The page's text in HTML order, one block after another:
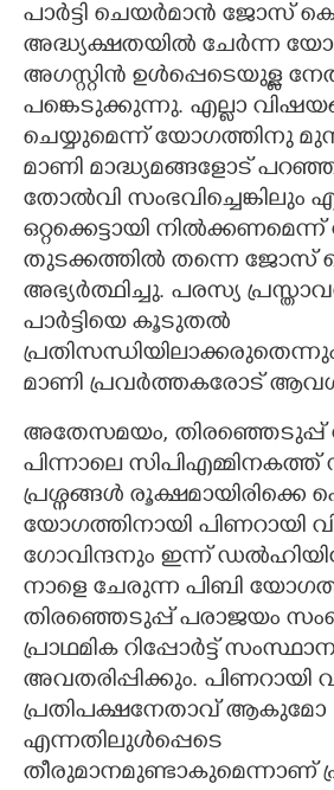
പാർട്ടി ചെയർമാൻ ജോസ്
അദ്ധ്യക്ഷതയിൽ ചേർന്ന
അഗസ്റ്റിൻ ഉൾപ്പെടെയുള്ള
പങ്കെടുക്കുന്നു. എല്ലാ
ചെയ്യുമെന്ന് യോഗത്തിനു
മാണി മാദ്ധ്യമങ്ങളോട്
തോൽവി സംഭവിച്ചെങ്കിലും
ഒറ്റക്കെട്ടായി
തുടക്കത്തിൽ തന്നെ ജോസ്
അഭ്യർത്ഥിച്ചു. പരസ്യ
പാർട്ടിയെ കൂടുതൽ
മാണി പ്രവർത്തകരോട്
അതേസമയം, തിരഞ്ഞെടുപ്പ്
പിന്നാലെ
പ്രശ്നങ്ങൾ രൂക്ഷമായിരിക്കെ
യോഗത്തിനായി പിണറായി
ഗോവിന്ദനും ഇന്ന്
നാളെ ചേരുന്ന പിബി
തിരഞ്ഞെടുപ്പ് പരാജയം
പ്രാഥമിക റിപ്പോർട്ട്
അവതരിപ്പിക്കും. പിണറായി
പ്രതിപക്ഷനേതാവ് ആകുമോ
എന്നതിലുൾപ്പെടെ
തീരുമാനമുണ്ടാകുമെന്നാണ്